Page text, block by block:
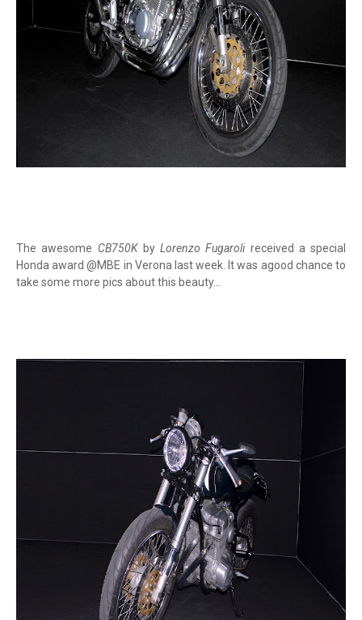
The awesome CB750Kby Lorenzo Fugarolireceived a special
Honda award @MBE in Verona last week. It was agood chance to
take some more pics about this beauty...